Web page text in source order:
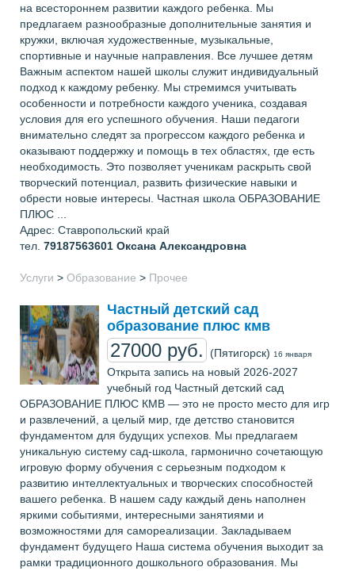
на всестороннем развитии каждого ребенка. Мы
предлагаем разнообразные дополнительные занятия и
кружки, включая художественные, музыкальные,
спортивные и научные направления. Все лучшее детям
Важным аспектом нашей школы служит индивидуальный
подход к каждому ребенку. Мы стремимся учитывать
особенности и потребности каждого ученика, создавая
условия для его успешного обучения. Наши педагоги
внимательно следят за прогрессом каждого ребенка и
оказывают поддержку и помощь в тех областях, где есть
необходимость. Это позволяет ученикам раскрыть свой
творческий потенциал, развить физические навыки и
обрести новые интересы. Частная школа ОБРАЗОВАНИЕ
ПЛЮС ...
Адрес: Ставропольский край
тел. 79187563601 Оксана Александровна
Услуги > Образование > Прочее
Частный детский сад
образование плюс кмв
27000 руб. (Пятигорск) 16 января
Открыта запись на новый 2026-2027
учебный год Частный детский сад
ОБРАЗОВАНИЕ ПЛЮС КМВ — это не просто место для игр
и развлечений, а целый мир, где детство становится
фундаментом для будущих успехов. Мы предлагаем
уникальную систему сад-школа, гармонично сочетающую
игровую форму обучения с серьезным подходом к
развитию интеллектуальных и творческих способностей
вашего ребенка. В нашем саду каждый день наполнен
яркими событиями, интересными занятиями и
возможностями для самореализации. Закладываем
фундамент будущего Наша система обучения выходит за
рамки традиционного дошкольного образования. Мы